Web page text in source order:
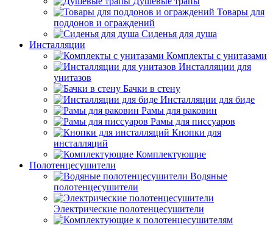
Товары для
поддонов и ограждений
Сиденья для душа
Инсталляции
Комплекты с унитазами
Инсталляции для
унитазов
Бачки в стену
Инсталляции для биде
Рамы для раковин
Рамы для писсуаров
Кнопки для
инсталляций
Комплектующие
Полотенцесушители
Водяные
полотенцесушители
Электрические полотенцесушители